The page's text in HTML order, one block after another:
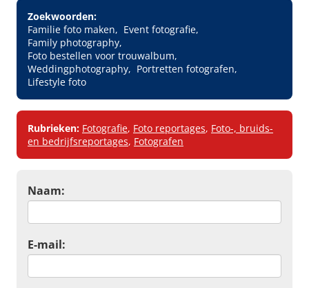
Zoekwoorden:
Familie foto maken
Event fotografie
Family photography
Foto bestellen voor trouwalbum
Weddingphotography
Portretten fotografen
Lifestyle foto
Rubrieken: Fotografie, Foto reportages, Foto-, bruids-
en bedrijfsreportages, Fotografen
Naam:
E-mail: